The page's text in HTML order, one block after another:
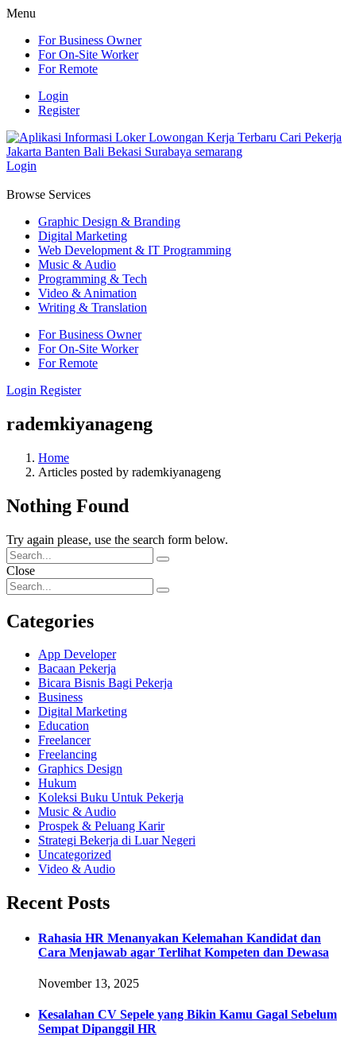
Menu
For Business Owner
For On-Site Worker
For Remote
Login
Register
Login
Browse Services
Graphic Design & Branding
Digital Marketing
Web Development & IT Programming
Music & Audio
Programming & Tech
Video & Animation
Writing & Translation
For Business Owner
For On-Site Worker
For Remote
Login Register
rademkiyanageng
Home
Articles posted by rademkiyanageng
Nothing Found
Try again please, use the search form below.
Close
Categories
App Developer
Bacaan Pekerja
Bicara Bisnis Bagi Pekerja
Business
Digital Marketing
Education
Freelancer
Freelancing
Graphics Design
Hukum
Koleksi Buku Untuk Pekerja
Music & Audio
Prospek & Peluang Karir
Strategi Bekerja di Luar Negeri
Uncategorized
Video & Audio
Recent Posts
Rahasia HR Menanyakan Kelemahan Kandidat dan
Cara Menjawab agar Terlihat Kompeten dan Dewasa
November 13, 2025
Kesalahan CV Sepele yang Bikin Kamu Gagal Sebelum
Sempat Dipanggil HR